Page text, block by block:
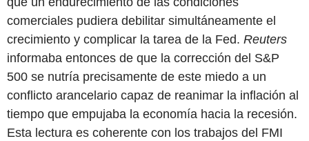
comerciales pudiera debilitar simultáneamente el
crecimiento y complicar la tarea de la Fed. Reuters
informaba entonces de que la corrección del S&P
500 se nutría precisamente de este miedo a un
conflicto arancelario capaz de reanimar la inflación al
tiempo que empujaba la economía hacia la recesión.
Esta lectura es coherente con los trabajos del FMI